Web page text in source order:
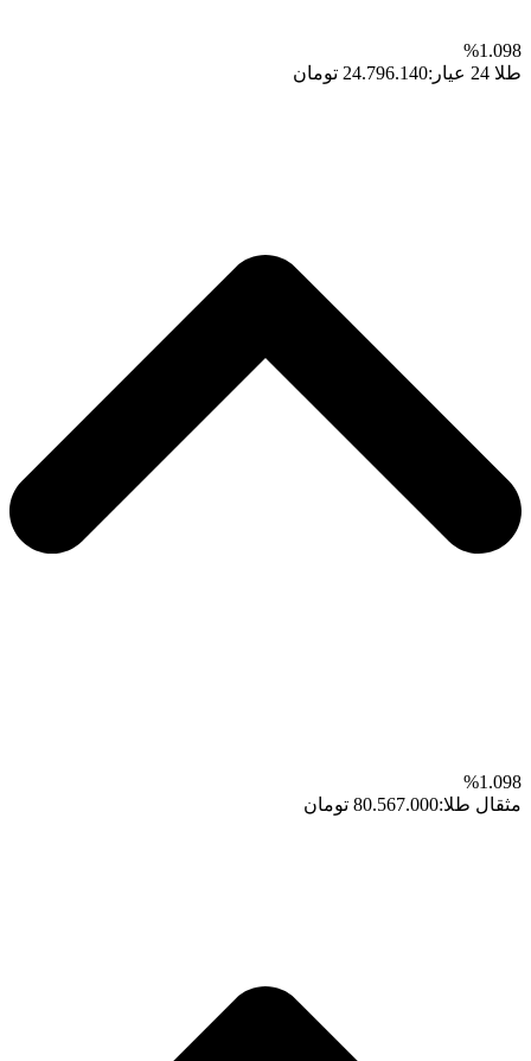
1.098%
طلا 24 عیار:
24.796.140 تومان
1.098%
مثقال طلا:80.567.000 تومان